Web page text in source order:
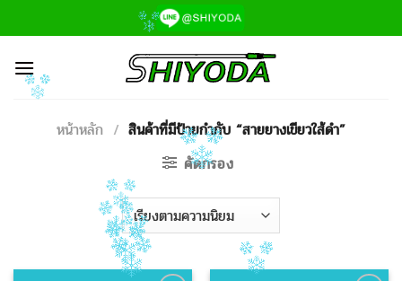
ไป
เนื้อหา
หน้าหลัก / สินค้าที่มีป้ายกำกับ “สายยางเขียวใส้ดำ”
คัดกรอง